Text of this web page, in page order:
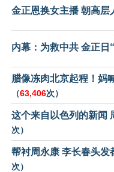
金正恩换女主播 朝高层
内幕：为救中共 金正日
腊像冻肉北京起程！妈
（63,406次）
这个来自以色列的新闻
次）
帮衬周永康 李长春头发
次）